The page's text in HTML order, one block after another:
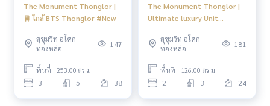
Chauffeurs’ Lounge
Private Lift
Parking 192%
Card Control
CCTV
24 Hour Security
All Suite Butler Service
Limousine Service
The Monument Thonglor |
🚆 ใกล้ BTS Thonglor #New
สุขุมวิท อโศก
ทองหล่อ
147
พื้นที่ : 253.00 ตร.ม.
3 5 38
The Monument Thonglor |
Ultimate luxury Unit
#HLสุขุมวิท อโศก
ทองหล่อ
181
พื้นที่ : 126.00 ตร.ม.
2 3 24